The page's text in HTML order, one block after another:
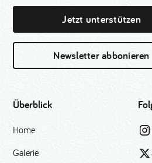
Jetzt unterstützen
Newsletter abbonieren
Überblick
Home
Galerie